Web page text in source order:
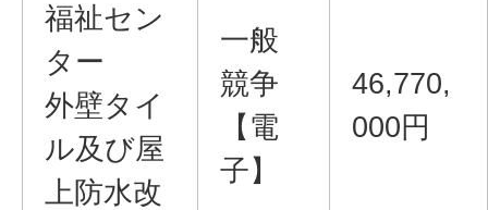
福祉セン
ター
外壁タイ
ル及び屋
上防水改
一般
競争
【電
子】
46,770,
000円